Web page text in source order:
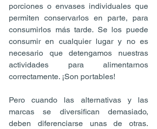
porciones o envases individuales que
permiten conservarlos en parte, para
consumirlos más tarde. Se los puede
consumir en cualquier lugar y no es
necesario que detengamos nuestras
actividades para alimentarnos
correctamente. ¡Son portables!
Pero cuando las alternativas y las
marcas se diversifican demasiado,
deben diferenciarse unas de otras.